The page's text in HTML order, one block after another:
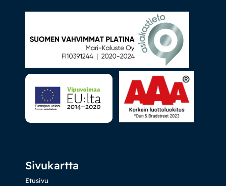
Sivukartta
Etusivu